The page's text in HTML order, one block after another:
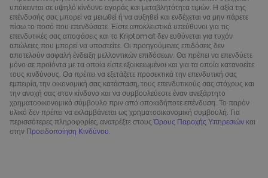
υπόκεινται σε υψηλό κίνδυνο αγοράς και μεταβλητότητα τιμών. Η αξία της
επένδυσής σας μπορεί να μειωθεί ή να αυξηθεί και ενδέχεται να μην πάρετε
πίσω το ποσό που επενδύσατε. Είστε αποκλειστικά υπεύθυνοι για τις
επενδυτικές σας αποφάσεις και το Kriptomat δεν ευθύνεται για τυχόν
απώλειες που μπορεί να υποστείτε. Οι προηγούμενες επιδόσεις δεν
αποτελούν ασφαλή ένδειξη μελλοντικών επιδόσεων. Θα πρέπει να επενδύετε
μόνο σε προϊόντα με τα οποία είστε εξοικειωμένοι και για τα οποία κατανοείτε
τους κινδύνους. Θα πρέπει να εξετάζετε προσεκτικά την επενδυτική σας
εμπειρία, την οικονομική σας κατάσταση, τους επενδυτικούς σας στόχους και
την ανοχή σας στον κίνδυνο και να συμβουλεύεστε έναν ανεξάρτητο
χρηματοοικονομικό σύμβουλο πριν από οποιαδήποτε επένδυση. Το παρόν
υλικό δεν πρέπει να εκλαμβάνεται ως χρηματοοικονομική συμβουλή. Για
περισσότερες πληροφορίες, ανατρέξτε στουςΌρους Παροχής Υπηρεσιών και
στην Προειδοποίηση Κινδύνου.